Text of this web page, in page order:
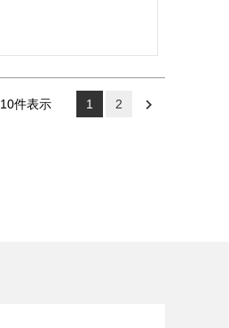
10件表示 1 2